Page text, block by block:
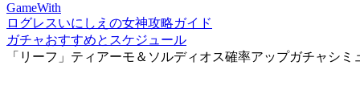
GameWith
ログレスいにしえの女神攻略ガイド
ガチャおすすめとスケジュール
「リーフ」ティアーモ＆ソルディオス確率アップガチャシミ